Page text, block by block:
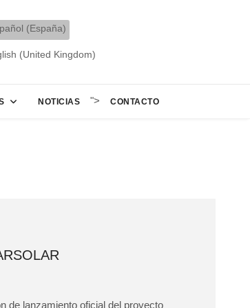
NOTICIAS "> CONTACTO
de lanzamiento oficial del proyecto